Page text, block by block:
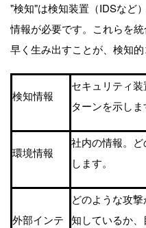
"検知"は検知装置（IDSなど
情報が必要です。これらを
早く⽣み出すことが、検知的
検知情報
セキュリティ
ターンを⽰しま
環境情報
社内の情報。
します。
外部インテ
どのような攻
知しているか